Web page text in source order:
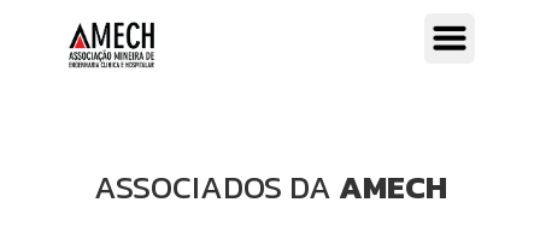
ASSOCIADOS DAAMECH